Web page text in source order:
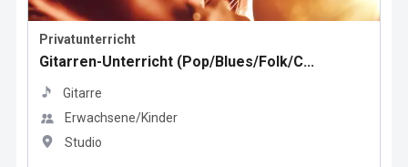
Privatunterricht
Gitarren-Unterricht (Pop/Blues/Folk/C...
Gitarre
Erwachsene/Kinder
Studio